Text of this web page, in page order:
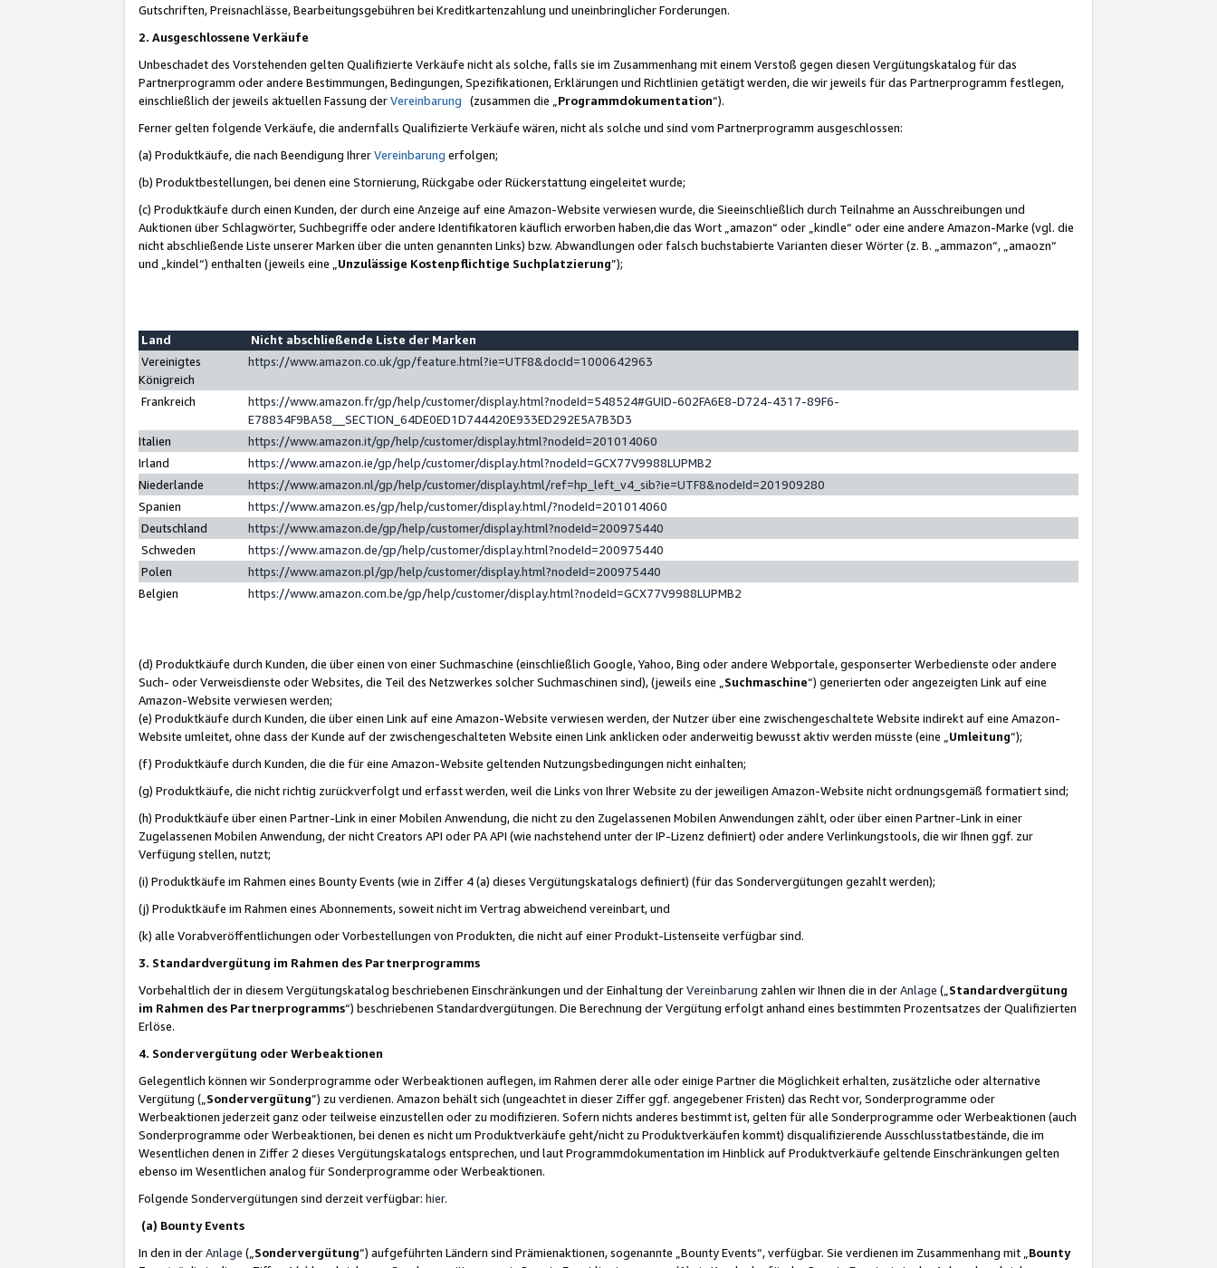
Gutschriften, Preisnachlässe, Bearbeitungsgebühren bei Kreditkartenzahlung und uneinbringlicher Forderungen.
2. Ausgeschlossene Verkäufe
Unbeschadet des Vorstehenden gelten Qualifizierte Verkäufe nicht als solche, falls sie im Zusammenhang mit einem Verstoß gegen diesen Vergütungskatalog für das
Partnerprogramm oder andere Bestimmungen, Bedingungen, Spezifikationen, Erklärungen und Richtlinien getätigt werden, die wir jeweils für das Partnerprogramm festlegen,
einschließlich der jeweils aktuellen Fassung derVereinbarung (zusammen die „ Programmdokumentation“).
Ferner gelten folgende Verkäufe, die andernfalls Qualifizierte Verkäufe wären, nicht als solche und sind vom Partnerprogramm ausgeschlossen:
(a) Produktkäufe, die nach Beendigung IhrerVereinbarung erfolgen;
(b) Produktbestellungen, bei denen eine Stornierung, Rückgabe oder Rückerstattung eingeleitet wurde;
(c) Produktkäufe durch einen Kunden, der durch eine Anzeige auf eine Amazon-Website verwiesen wurde, die Sieeinschließlich durch Teilnahme an Ausschreibungen und
Auktionen über Schlagwörter, Suchbegriffe oder andere Identifikatoren käuflich erworben haben,die das Wort „amazon“ oder „kindle“ oder eine andere Amazon-Marke (vgl. die
nicht abschließende Liste unserer Marken über die unten genannten Links) bzw. Abwandlungen oder falsch buchstabierte Varianten dieser Wörter (z. B. „ammazon“, „amaozn“
und „kindel“) enthalten (jeweils eine „ Unzulässige Kostenpflichtige Suchplatzierung”);
Land
Nicht abschließende Liste der Marken
Vereinigtes
Königreich
https://www.amazon.co.uk/gp/feature.html?ie=UTF8&docId=1000642963
Frankreich
https://www.amazon.fr/gp/help/customer/display.html?nodeId=548524#GUID-602FA6E8-D724-4317-89F6-
E78834F9BA58__SECTION_64DE0ED1D744420E933ED292E5A7B3D3
Italien
https://www.amazon.it/gp/help/customer/display.html?nodeId=201014060
Irland
https://www.amazon.ie/gp/help/customer/display.html?nodeId=GCX77V9988LUPMB2
Niederlande
https://www.amazon.nl/gp/help/customer/display.html/ref=hp_left_v4_sib?ie=UTF8&nodeId=201909280
Spanien
https://www.amazon.es/gp/help/customer/display.html/?nodeId=201014060
Deutschland
https://www.amazon.de/gp/help/customer/display.html?nodeId=200975440
Schweden
https://www.amazon.de/gp/help/customer/display.html?nodeId=200975440
Polen
https://www.amazon.pl/gp/help/customer/display.html?nodeId=200975440
Belgien
https://www.amazon.com.be/gp/help/customer/display.html?nodeId=GCX77V9988LUPMB2
(d) Produktkäufe durch Kunden, die über einen von einer Suchmaschine (einschließlich Google, Yahoo, Bing oder andere Webportale, gesponserter Werbedienste oder andere
Such- oder Verweisdienste oder Websites, die Teil des Netzwerkes solcher Suchmaschinen sind), (jeweils eine „ Suchmaschine“) generierten oder angezeigten Link auf eine
Amazon-Website verwiesen werden;
(e) Produktkäufe durch Kunden, die über einen Link auf eine Amazon-Website verwiesen werden, der Nutzer über eine zwischengeschaltete Website indirekt auf eine Amazon-
Website umleitet, ohne dass der Kunde auf der zwischengeschalteten Website einen Link anklicken oder anderweitig bewusst aktiv werden müsste (eine „ Umleitung“);
(f) Produktkäufe durch Kunden, die die für eine Amazon-Website geltenden Nutzungsbedingungen nicht einhalten;
(g) Produktkäufe, die nicht richtig zurückverfolgt und erfasst werden, weil die Links von Ihrer Website zu der jeweiligen Amazon-Website nicht ordnungsgemäß formatiert sind;
(h) Produktkäufe über einen Partner-Link in einer Mobilen Anwendung, die nicht zu den Zugelassenen Mobilen Anwendungen zählt, oder über einen Partner-Link in einer
Zugelassenen Mobilen Anwendung, der nicht Creators API oder PA API (wie nachstehend unter der IP-Lizenz definiert) oder andere Verlinkungstools, die wir Ihnen ggf. zur
Verfügung stellen, nutzt;
(i) Produktkäufe im Rahmen eines Bounty Events (wie in Ziffer 4 (a) dieses Vergütungskatalogs definiert) (für das Sondervergütungen gezahlt werden);
(j) Produktkäufe im Rahmen eines Abonnements, soweit nicht im Vertrag abweichend vereinbart, und
(k) alle Vorabveröffentlichungen oder Vorbestellungen von Produkten, die nicht auf einer Produkt-Listenseite verfügbar sind.
3. Standardvergütung im Rahmen des Partnerprogramms
Vorbehaltlich der in diesem Vergütungskatalog beschriebenen Einschränkungen und der Einhaltung derVereinbarung zahlen wir Ihnen die in derAnlage („ Standardvergütung
im Rahmen des Partnerprogramms“) beschriebenen Standardvergütungen. Die Berechnung der Vergütung erfolgt anhand eines bestimmten Prozentsatzes der Qualifizierten
Erlöse.
4. Sondervergütung oder Werbeaktionen
Gelegentlich können wir Sonderprogramme oder Werbeaktionen auflegen, im Rahmen derer alle oder einige Partner die Möglichkeit erhalten, zusätzliche oder alternative
Vergütung („ Sondervergütung”) zu verdienen. Amazon behält sich (ungeachtet in dieser Ziffer ggf. angegebener Fristen) das Recht vor, Sonderprogramme oder
Werbeaktionen jederzeit ganz oder teilweise einzustellen oder zu modifizieren. Sofern nichts anderes bestimmt ist, gelten für alle Sonderprogramme oder Werbeaktionen (auch
Sonderprogramme oder Werbeaktionen, bei denen es nicht um Produktverkäufe geht/nicht zu Produktverkäufen kommt) disqualifizierende Ausschlusstatbestände, die im
Wesentlichen denen in Ziffer 2 dieses Vergütungskatalogs entsprechen, und laut Programmdokumentation im Hinblick auf Produktverkäufe geltende Einschränkungen gelten
ebenso im Wesentlichen analog für Sonderprogramme oder Werbeaktionen.
Folgende Sondervergütungen sind derzeit verfügbar: hier.
(a) Bounty Events
In den in derAnlage („ Sondervergütung“) aufgeführten Ländern sind Prämienaktionen, sogenannte „Bounty Events“, verfügbar. Sie verdienen im Zusammenhang mit „ Bounty